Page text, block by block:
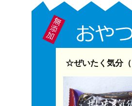
☆ぜいたく気分